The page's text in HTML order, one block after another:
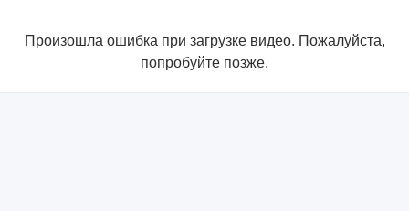
Произошла ошибка при загрузке видео. Пожалуйста,
попробуйте позже.